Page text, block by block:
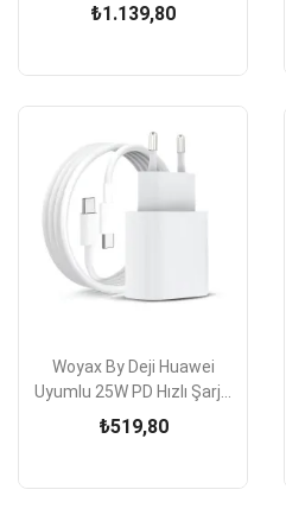
₺1.139,80
Woyax By Deji Huawei
Uyumlu 25W PD Hızlı Şarj...
₺519,80